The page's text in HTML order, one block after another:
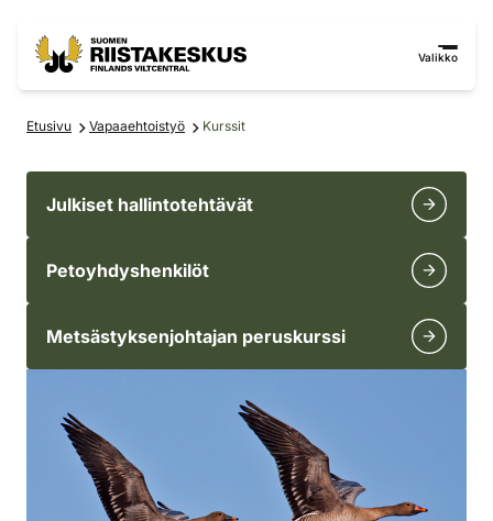
Valikko
Etusivu Vapaaehtoistyö Kurssit
Julkiset hallintotehtävät
Petoyhdyshenkilöt
Metsästyksenjohtajan peruskurssi